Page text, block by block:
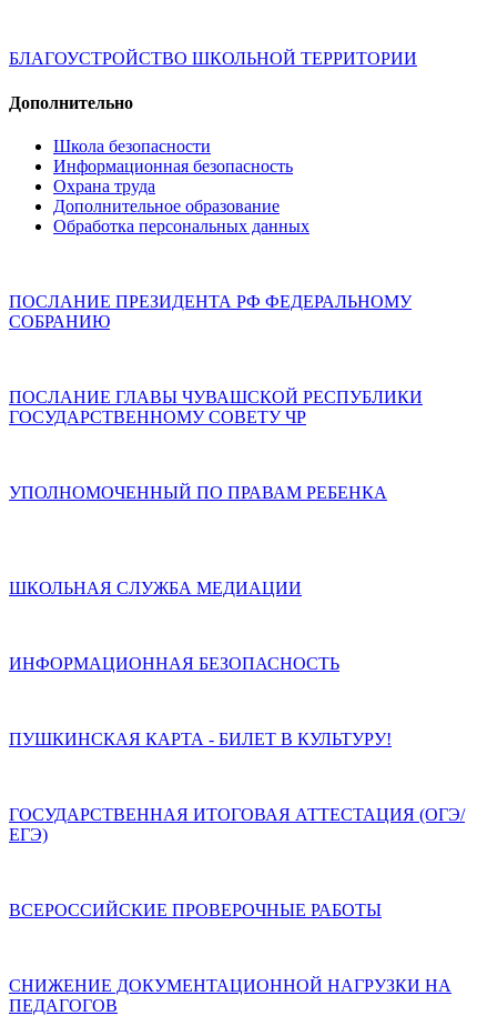
БЛАГОУСТРОЙСТВО ШКОЛЬНОЙ ТЕРРИТОРИИ
Дополнительно
Школа безопасности
Информационная безопасность
Охрана труда
Дополнительное образование
Обработка персональных данных
ПОСЛАНИЕ ПРЕЗИДЕНТА РФ ФЕДЕРАЛЬНОМУ
СОБРАНИЮ
ПОСЛАНИЕ ГЛАВЫ ЧУВАШСКОЙ РЕСПУБЛИКИ
ГОСУДАРСТВЕННОМУ СОВЕТУ ЧР
УПОЛНОМОЧЕННЫЙ ПО ПРАВАМ РЕБЕНКА
ШКОЛЬНАЯ СЛУЖБА МЕДИАЦИИ
ИНФОРМАЦИОННАЯ БЕЗОПАСНОСТЬ
ПУШКИНСКАЯ КАРТА - БИЛЕТ В КУЛЬТУРУ!
ГОСУДАРСТВЕННАЯ ИТОГОВАЯ АТТЕСТАЦИЯ (ОГЭ/
ЕГЭ)
ВСЕРОССИЙСКИЕ ПРОВЕРОЧНЫЕ РАБОТЫ
СНИЖЕНИЕ ДОКУМЕНТАЦИОННОЙ НАГРУЗКИ НА
ПЕДАГОГОВ